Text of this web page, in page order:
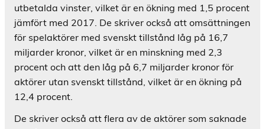
utbetalda vinster, vilket är en ökning med 1,5 procent
jämfört med 2017. De skriver också att omsättningen
för spelaktörer med svenskt tillstånd låg på 16,7
miljarder kronor, vilket är en minskning med 2,3
procent och att den låg på 6,7 miljarder kronor för
aktörer utan svenskt tillstånd, vilket är en ökning på
12,4 procent.
De skriver också att flera av de aktörer som saknade